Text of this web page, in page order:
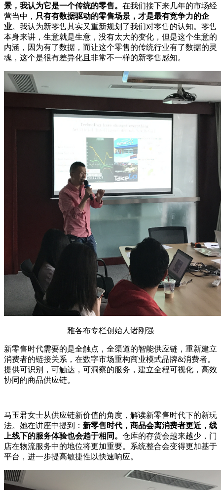
景，我认为它是一个传统的零售。 在我们接下来几年的市场经
营当中， 只有有数据驱动的零售场景，才是最有竞争力的企
业。我认为新零售其实又重新规划了我们对零售的认知。零售
本身来讲，生意就是生意，没有太大的变化，但是这个生意的
内涵，因为有了数据，而让这个零售的传统行业有了数据的灵
魂，这个是很有差异化且非常不一样的新零售感知。
雅各布专栏创始人诸刚强
新零售时代需要的是全触点，全渠道的智能供应链，重新建立
消费者的链接关系，在数字市场重构商业模式品牌&消费者。
提供可识别，可触达，可洞察的服务，建立全程可视化，高效
协同的商品供应链。
马玉君女士从供应链新价值的角度，解读新零售时代下的新玩
法。她在讲座中提到： 新零售时代，商品会离消费者更近，线
上线下的服务体验也会趋于相同。 仓库的存货会越来越少，门
店在物流服务中的地位将更加重要。系统整合会变得更加基于
平台，进一步提高敏捷性以快速响应。